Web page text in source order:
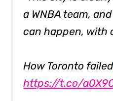
a WNBA team,
can happen, with
How Toronto failed
https://t.co/